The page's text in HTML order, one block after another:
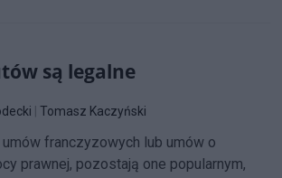
są legalne
Tomasz Kaczyński
franczyzowych lub umów o
prawnej, pozostają one popularnym,